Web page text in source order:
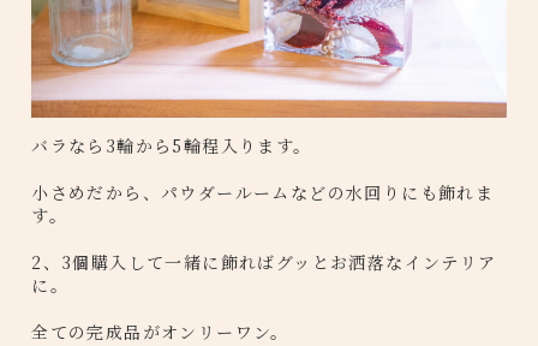
バラなら3輪から5輪程入ります。
小さめだから、パウダールームなどの水回りにも飾れま
す。
2、3個購入して一緒に飾ればグッとお洒落なインテリア
に。
全ての完成品がオンリーワン。